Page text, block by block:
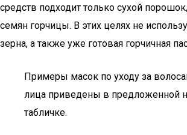
средств подходит только сухой
семян горчицы. В этих целях не
зерна, а также уже готовая горчичная
Примеры масок по уходу за
лица приведены в предложенной
табличке.